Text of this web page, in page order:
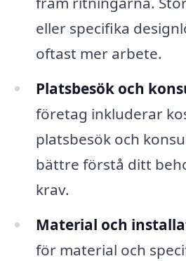
eller specifika
oftast mer arbete.
Platsbesök och
företag inkluderar
platsbesök och
bättre förstå ditt
krav.
Material och
för material och